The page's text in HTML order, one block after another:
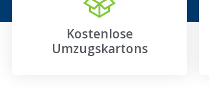
Kostenlose
Umzugskartons